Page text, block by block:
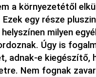
a környezetétől
egy része plusz
milyen
Úgy is
adnak-e
Nem fognak